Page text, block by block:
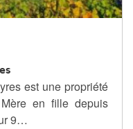
est une propriété
en fille depuis
9…